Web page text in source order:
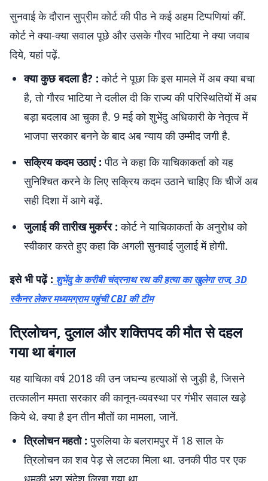
सुनवाई के दौरान सुप्रीम कोर्ट की पीठ ने कई अहम टिप्पणियां कीं.
कोर्ट ने क्या-क्या सवाल पूछे और उसके गौरव भाटिया ने क्या जवाब
दिये, यहां पढ़ें.
क्या कुछ बदला है? :कोर्ट ने पूछा कि इस मामले में अब क्या बचा
है, तो गौरव भाटिया ने दलील दी कि राज्य की परिस्थितियों में अब
बड़ा बदलाव आ चुका है. 9 मई को शुभेंदु अधिकारी के नेतृत्व में
भाजपा सरकार बनने के बाद अब न्याय की उम्मीद जगी है.
सक्रिय कदम उठाएं :पीठ ने कहा कि याचिकाकर्ता को यह
सुनिश्चित करने के लिए सक्रिय कदम उठाने चाहिए कि चीजें अब
सही दिशा में आगे बढ़ें.
जुलाई की तारीख मुकर्रर :कोर्ट ने याचिकाकर्ता के अनुरोध को
स्वीकार करते हुए कहा कि अगली सुनवाई जुलाई में होगी.
इसे भी पढ़ें : शुभेंदु के करीबी चंद्रनाथ रथ की हत्या का खुलेगा राज, 3D
स्कैनर लेकर मध्यमग्राम पहुंची CBI की टीम
त्रिलोचन, दुलाल और शक्तिपद की मौत से दहल
गया था बंगाल
यह याचिका वर्ष 2018 की उन जघन्य हत्याओं से जुड़ी है, जिसने
तत्कालीन ममता सरकार की कानून-व्यवस्था पर गंभीर सवाल खड़े
किये थे. क्या है इन तीन मौतों का मामला, जानें.
त्रिलोचन महतो :पुरुलिया के बलरामपुर में 18 साल के
त्रिलोचन का शव पेड़ से लटका मिला था. उनकी पीठ पर एक